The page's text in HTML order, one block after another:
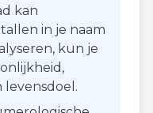
kan
in je naam
kun je